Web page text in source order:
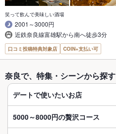
笑って飲んで美味しい酒場
2001～3000円
近鉄奈良線富雄駅から南へ徒歩3分
口コミ投稿特典対象店 COIN+支払い可
奈良で、特集・シーンから探す
デートで使いたいお店
5000～8000円の贅沢コース